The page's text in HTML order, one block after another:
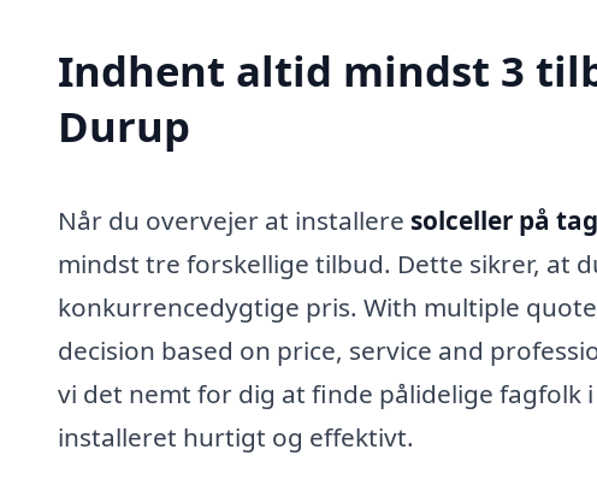
Indhent altid mindst 3
Durup
Når du overvejer at installere solceller på
mindst tre forskellige tilbud. Dette sikrer, at
konkurrencedygtige pris. With multiple
decision based on price, service and
vi det nemt for dig at finde pålidelige fagfolk
installeret hurtigt og effektivt.